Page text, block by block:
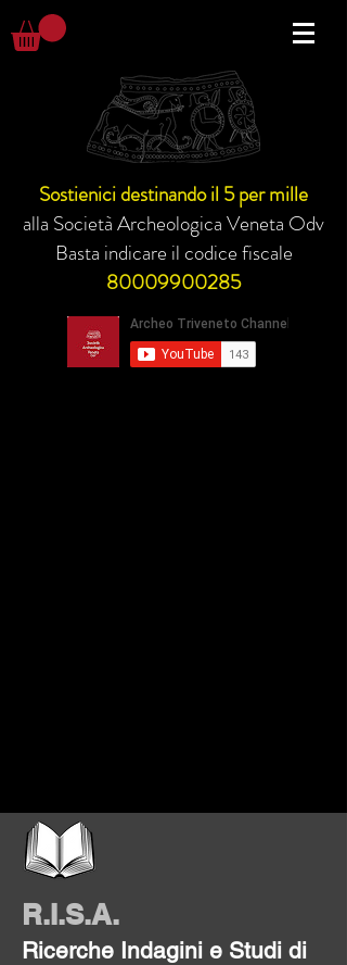
Sostienici destinando il 5 per mille
alla Società Archeologica Veneta Odv
Basta indicare il codice fiscale
80009900285
R.I.S.A.
Ricerche Indagini e Studi di